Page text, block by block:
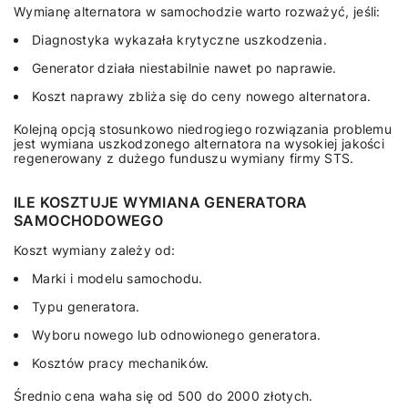
Wymianę alternatora w samochodzie warto rozważyć, jeśli:
Diagnostyka wykazała krytyczne uszkodzenia.
Generator działa niestabilnie nawet po naprawie.
Koszt naprawy zbliża się do ceny nowego alternatora.
Kolejną opcją stosunkowo niedrogiego rozwiązania problemu
jest wymiana uszkodzonego alternatora na wysokiej jakości
regenerowany z dużego funduszu wymiany firmy STS.
ILE KOSZTUJE WYMIANA GENERATORA
SAMOCHODOWEGO
Koszt wymiany zależy od:
Marki i modelu samochodu.
Typu generatora.
Wyboru nowego lub odnowionego generatora.
Kosztów pracy mechaników.
Średnio cena waha się od 500 do 2000 złotych.